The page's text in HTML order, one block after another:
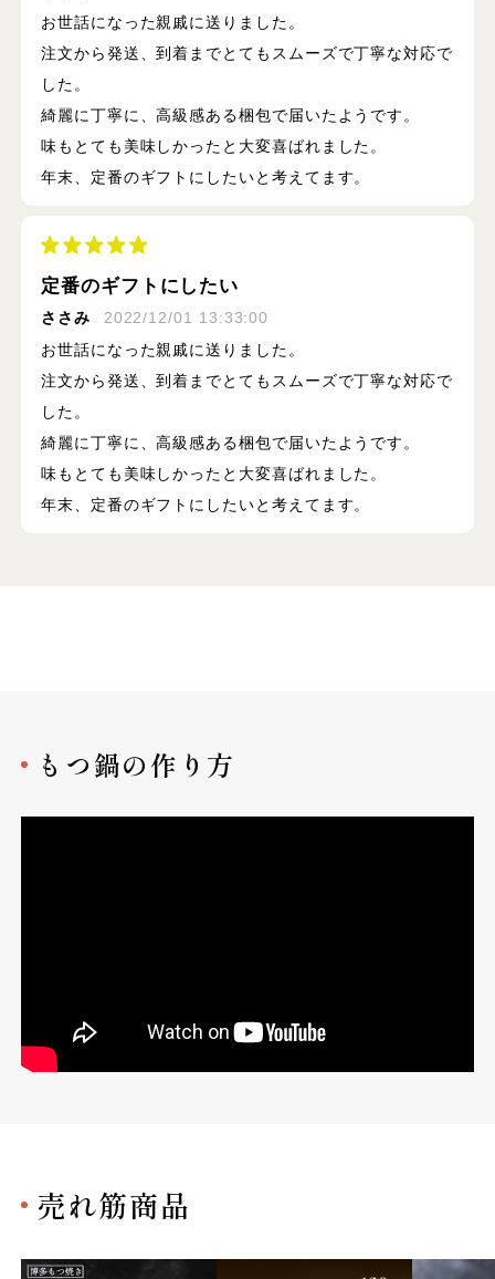
お世話になった親戚に送りました。
注文から発送、到着までとてもスムーズで丁寧な対応で
した。
綺麗に丁寧に、高級感ある梱包で届いたようです。
味もとても美味しかったと大変喜ばれました。
年末、定番のギフトにしたいと考えてます。
定番のギフトにしたい
ささみ
2022/12/01 13:33:00
お世話になった親戚に送りました。
注文から発送、到着までとてもスムーズで丁寧な対応で
した。
綺麗に丁寧に、高級感ある梱包で届いたようです。
味もとても美味しかったと大変喜ばれました。
年末、定番のギフトにしたいと考えてます。
もつ鍋の作り方
売れ筋商品